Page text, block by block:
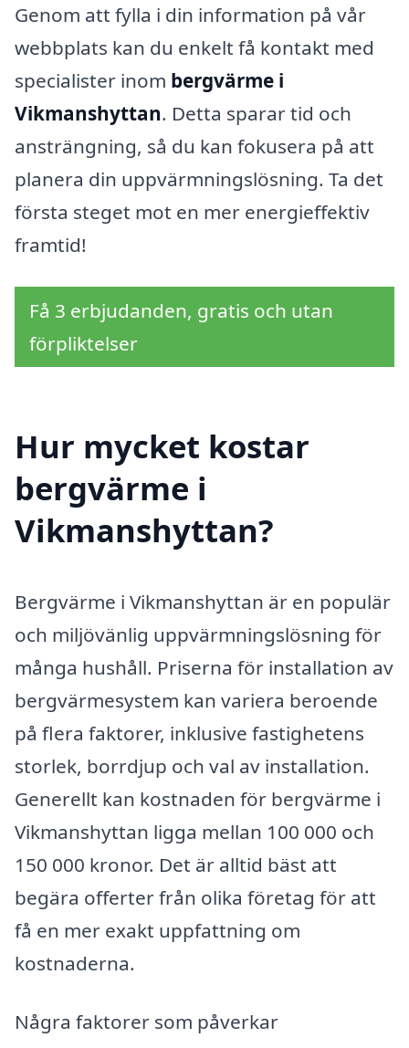
Genom att fylla i din information på vår
webbplats kan du enkelt få kontakt med
specialister inom bergvärme i
Vikmanshyttan. Detta sparar tid och
ansträngning, så du kan fokusera på att
planera din uppvärmningslösning. Ta det
första steget mot en mer energieffektiv
framtid!
Få 3 erbjudanden, gratis och utan
förpliktelser
Hur mycket kostar
bergvärme i
Vikmanshyttan?
Bergvärme i Vikmanshyttan är en populär
och miljövänlig uppvärmningslösning för
många hushåll. Priserna för installation av
bergvärmesystem kan variera beroende
på flera faktorer, inklusive fastighetens
storlek, borrdjup och val av installation.
Generellt kan kostnaden för bergvärme i
Vikmanshyttan ligga mellan 100 000 och
150 000 kronor. Det är alltid bäst att
begära offerter från olika företag för att
få en mer exakt uppfattning om
kostnaderna.
Några faktorer som påverkar